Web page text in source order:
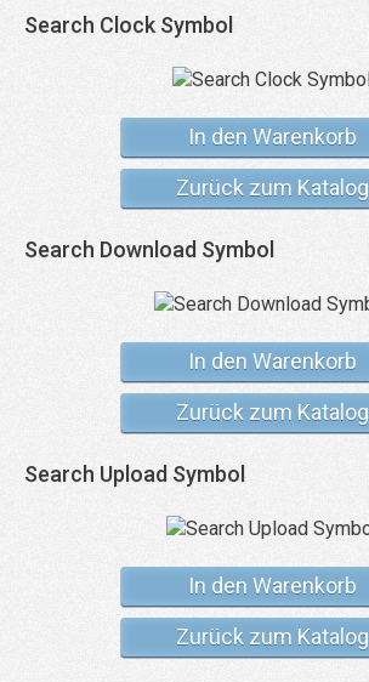
Search Clock Symbol
In den Warenkorb
Zurück zum Katalog
Search Download Symbol
In den Warenkorb
Zurück zum Katalog
Search Upload Symbol
In den Warenkorb
Zurück zum Katalog